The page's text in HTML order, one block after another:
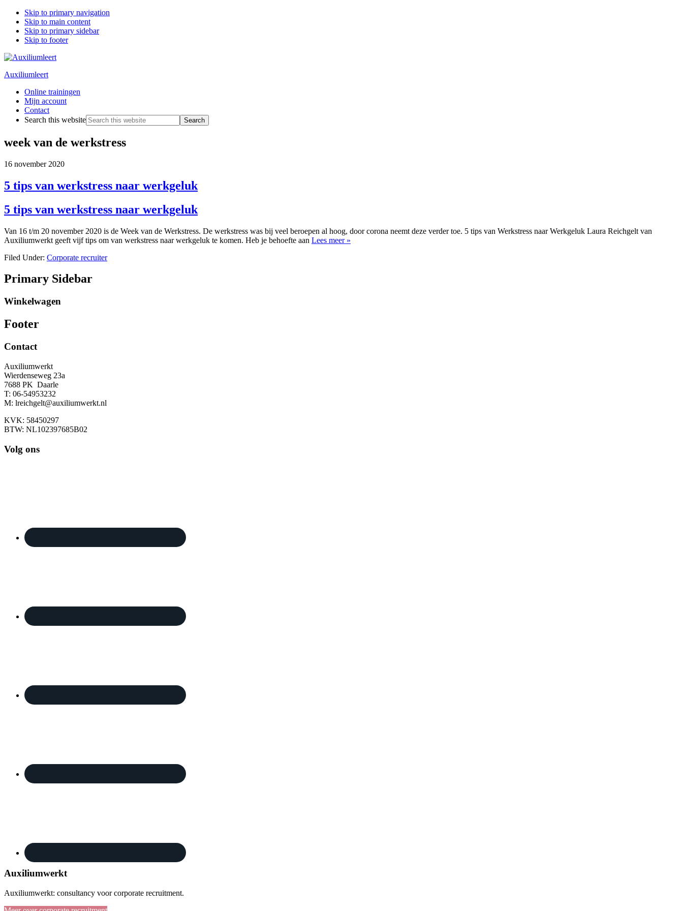
Skip to primary navigation
Skip to main content
Skip to primary sidebar
Skip to footer
Auxiliumleert
Online trainingen
Mijn account
Contact
Search this website
week van de werkstress
16 november 2020
5 tips van werkstress naar werkgeluk
5 tips van werkstress naar werkgeluk
Van 16 t/m 20 november 2020 is de Week van de Werkstress. De werkstress was bij veel beroepen al hoog, door corona neemt deze verder toe. 5 tips van Werkstress naar Werkgeluk Laura Reichgelt van
Auxiliumwerkt geeft vijf tips om van werkstress naar werkgeluk te komen. Heb je behoefte aan Lees meer »
Filed Under: Corporate recruiter
Primary Sidebar
Winkelwagen
Footer
Contact
Auxiliumwerkt
Wierdenseweg 23a
7688 PK Daarle
T: 06-54953232
M: lreichgelt@auxiliumwerkt.nl
KVK: 58450297
BTW: NL102397685B02
Volg ons
Auxiliumwerkt
Auxiliumwerkt: consultancy voor corporate recruitment.